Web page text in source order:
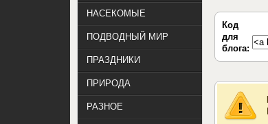
Код
для
блога:
НАСЕКОМЫЕ
ПОДВОДНЫЙ МИР
ПРАЗДНИКИ
ПРИРОДА
РАЗНОЕ